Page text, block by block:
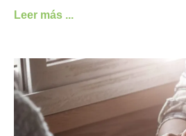
Leer más ...